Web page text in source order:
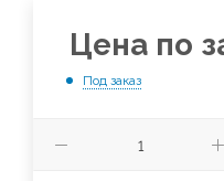
Цена по
Под заказ